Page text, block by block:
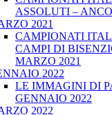
ASSOLUTI –
2021
CAMPIONATI
CAMPI DI
MARZO 2021
2022
LE IMMAGINI DI
GENNAIO 2022
2022